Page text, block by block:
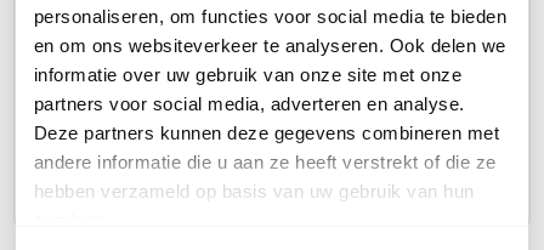
personaliseren, om functies voor social media te bieden
en om ons websiteverkeer te analyseren. Ook delen we
informatie over uw gebruik van onze site met onze
partners voor social media, adverteren en analyse.
Deze partners kunnen deze gegevens combineren met
andere informatie die u aan ze heeft verstrekt of die ze
hebben verzameld op basis van uw gebruik van hun
Zyxel Nebula Pro
Cloudlicentie
Licentie voor 1 jaar
28,74
excl. btw
34,78 incl. btw
Zyxel Nebula Pro
Cloudlicentie
Licentie voor 2 jaar
54,81 excl. btw
66,32 incl. btw
Zyxel
12,29
14,87